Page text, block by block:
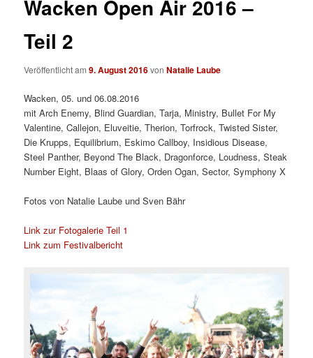
Wacken Open Air 2016 –
Teil 2
Veröffentlicht am9. August 2016vonNatalie Laube
Wacken, 05. und 06.08.2016
mit Arch Enemy, Blind Guardian, Tarja, Ministry, Bullet For My
Valentine, Callejon, Eluveitie, Therion, Torfrock, Twisted Sister,
Die Krupps, Equilibrium, Eskimo Callboy, Insidious Disease,
Steel Panther, Beyond The Black, Dragonforce, Loudness, Steak
Number Eight, Blaas of Glory, Orden Ogan, Sector, Symphony X
Fotos von Natalie Laube und Sven Bähr
Link zur Fotogalerie Teil 1
Link zum Festivalbericht